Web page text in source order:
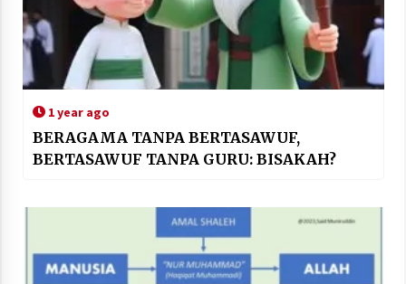
1 year ago
BERAGAMA TANPA BERTASAWUF,
BERTASAWUF TANPA GURU: BISAKAH?